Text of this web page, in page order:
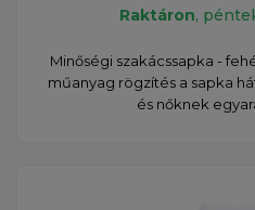
Raktáron,
Minőségi szakácssapka -
műanyag rögzítés a sapka
és nőknek